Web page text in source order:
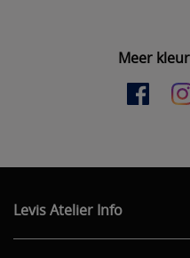
Meer
Levis Atelier Info